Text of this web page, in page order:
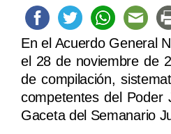
En el Acuerdo General
el 28 de noviembre de
de compilación,
competentes del Poder
Gaceta del Semana­rio